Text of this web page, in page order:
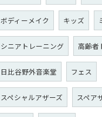
ボディーメイク キッズ
シニアトレーニング 高齢者
日比谷野外音楽堂 フェス
スペシャルアザーズ スペア